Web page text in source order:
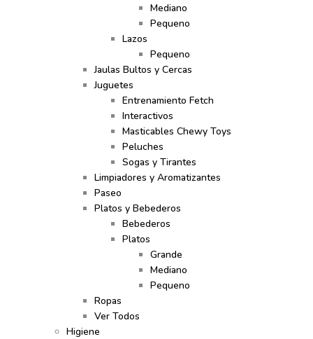
Mediano
Pequeno
Lazos
Pequeno
Jaulas Bultos y Cercas
Juguetes
Entrenamiento Fetch
Interactivos
Masticables Chewy Toys
Peluches
Sogas y Tirantes
Limpiadores y Aromatizantes
Paseo
Platos y Bebederos
Bebederos
Platos
Grande
Mediano
Pequeno
Ropas
Ver Todos
Higiene